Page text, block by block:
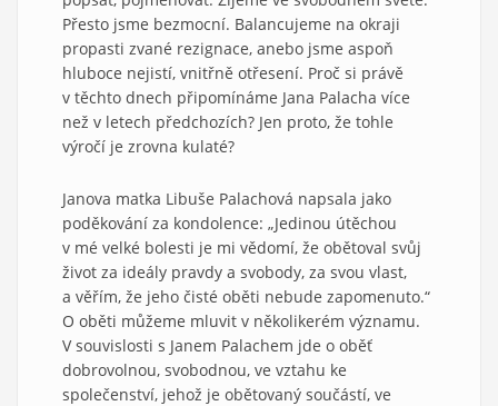
Přesto jsme bezmocní. Balancujeme na okraji
propasti zvané rezignace, anebo jsme aspoň
hluboce nejistí, vnitřně otřesení. Proč si právě
v těchto dnech připomínáme Jana Palacha více
než v letech předchozích? Jen proto, že tohle
výročí je zrovna kulaté?
Janova matka Libuše Palachová napsala jako
poděkování za kondolence: „Jedinou útěchou
v mé velké bolesti je mi vědomí, že obětoval svůj
život za ideály pravdy a svobody, za svou vlast,
a věřím, že jeho čisté oběti nebude zapomenuto.“
O oběti můžeme mluvit v několikerém významu.
V souvislosti s Janem Palachem jde o oběť
dobrovolnou, svobodnou, ve vztahu ke
společenství, jehož je obětovaný součástí, ve